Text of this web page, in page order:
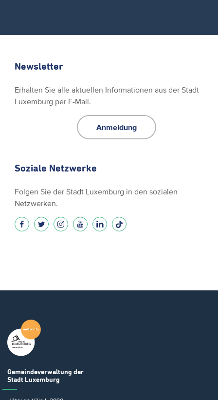
Newsletter
Erhalten Sie alle aktuellen Informationen aus der Stadt
Luxemburg per E-Mail.
Anmeldung
Soziale Netzwerke
Folgen Sie der Stadt Luxemburg in den sozialen
Netzwerken.
Gemeindeverwaltung der
Stadt Luxemburg